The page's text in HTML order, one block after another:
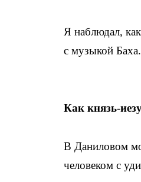
Я наблюдал,
с музыкой Баха.
Как князь-
В Даниловом
человеком с